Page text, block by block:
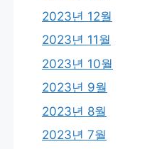
2023년 12월
2023년 11월
2023년 10월
2023년 9월
2023년 8월
2023년 7월